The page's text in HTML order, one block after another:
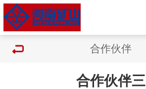
合作伙伴
合作伙伴三